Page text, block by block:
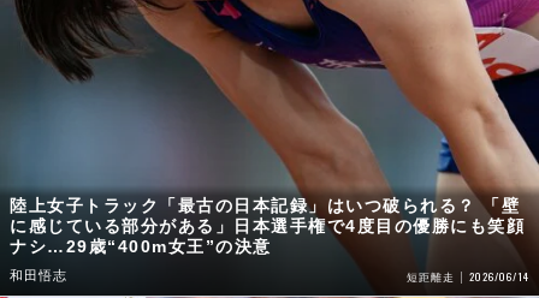
陸上女子トラック「最古の日本記録」はいつ破られる？ 「壁
に感じている部分がある」日本選手権で4度目の優勝にも笑顔
ナシ…29歳“400m女王”の決意
和田悟志 短距離走 2026/06/14